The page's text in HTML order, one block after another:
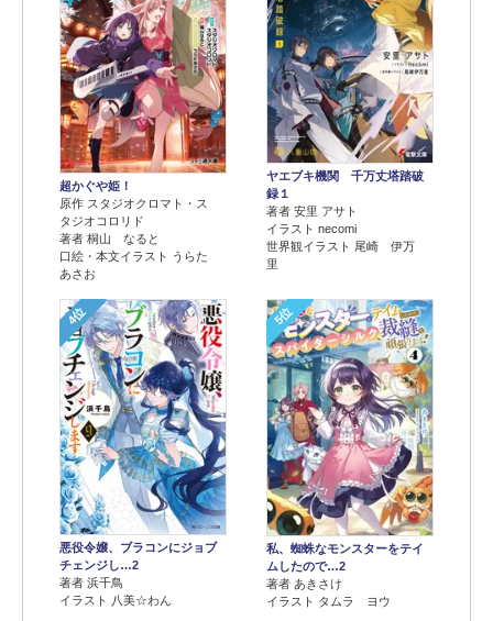
超かぐや姫！
原作 スタジオクロマト・ス
タジオコロリド
著者 桐山 なると
口絵・本文イラスト うらた
あさお
ヤエブキ機関 千万丈塔踏破
録１
著者 安里 アサト
イラスト necomi
世界観イラスト 尾崎 伊万
里
4位
悪役令嬢、ブラコンにジョブ
チェンジし…2
著者 浜千鳥
イラスト 八美☆わん
5位
私、蜘蛛なモンスターをテイ
ムしたので…2
著者 あきさけ
イラスト タムラ ヨウ